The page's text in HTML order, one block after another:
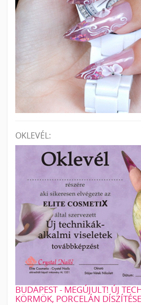
OKLEVÉL:
BUDAPEST - MEGÚJULT! ÚJ
KÖRMÖK, PORCELÁN